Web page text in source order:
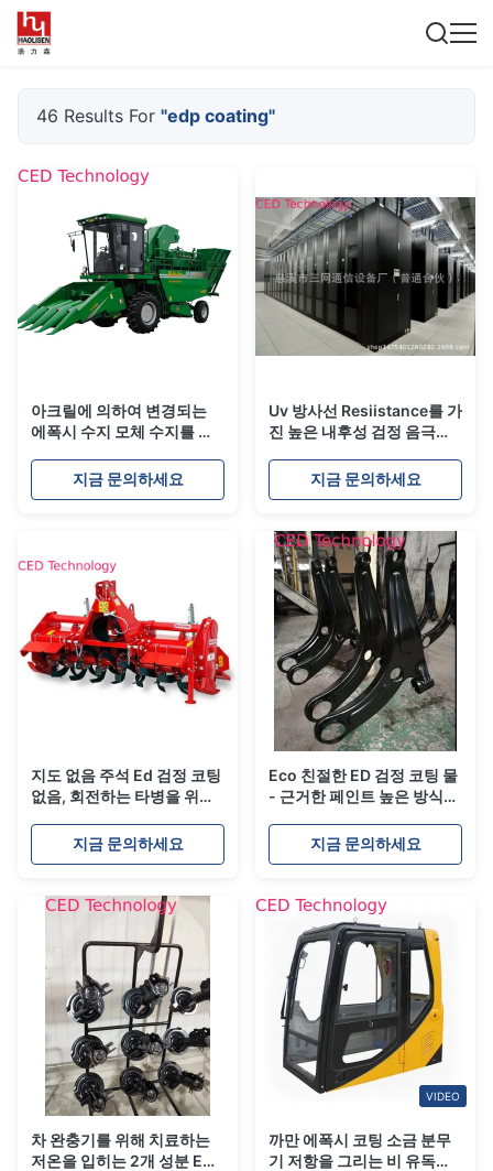
46 Results For "edp coating"
아크릴에 의하여 변경되는
에폭시 수지 모체 수지를 가
지금 문의하세요
Uv 방사선 Resiistance를 가
진 높은 내후성 검정 음극선
지금 문의하세요
지도 없음 주석 Ed 검정 코팅
없음, 회전하는 타병을 위한
지금 문의하세요
Eco 친절한 ED 검정 코팅 물
- 근거한 페인트 높은 방식제
지금 문의하세요
차 완충기를 위해 치료하는
저온을 입히는 2개 성분 ED
VIDEO
까만 에폭시 코팅 소금 분무
기 저항을 그리는 비 유독한